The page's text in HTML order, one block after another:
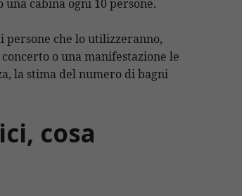
cabina ogni 10 persone.
che lo utilizzeranno,
o una manifestazione le
la stima del numero di bagni
cosa